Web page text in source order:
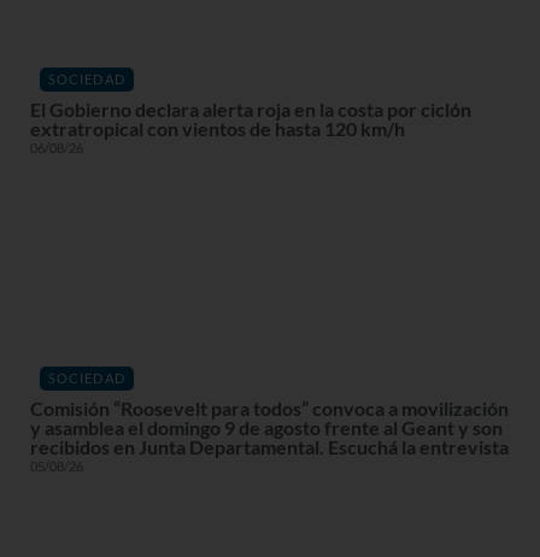
SOCIEDAD
El Gobierno declara alerta roja en la costa por ciclón
extratropical con vientos de hasta 120 km/h
06/08/26
SOCIEDAD
Comisión “Roosevelt para todos” convoca a movilización
y asamblea el domingo 9 de agosto frente al Geant y son
recibidos en Junta Departamental. Escuchá la entrevista
05/08/26